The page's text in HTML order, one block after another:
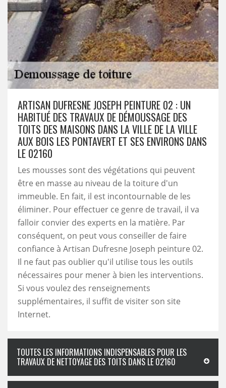
ARTISAN DUFRESNE JOSEPH PEINTURE 02 : UN
HABITUÉ DES TRAVAUX DE DÉMOUSSAGE DES
TOITS DES MAISONS DANS LA VILLE DE LA VILLE
AUX BOIS LES PONTAVERT ET SES ENVIRONS DANS
LE 02160
Les mousses sont des végétations qui peuvent
être en masse au niveau de la toiture d'un
immeuble. En fait, il est incontournable de les
éliminer. Pour effectuer ce genre de travail, il va
falloir convier des experts en la matière. Par
conséquent, on peut vous conseiller de faire
confiance à Artisan Dufresne Joseph peinture 02.
Il ne faut pas oublier qu'il utilise tous les outils
nécessaires pour mener à bien les interventions.
Si vous voulez des renseignements
supplémentaires, il suffit de visiter son site
Internet.
TOUTES LES INFORMATIONS INDISPENSABLES POUR LES
TRAVAUX DE NETTOYAGE DES TOITS DANS LE 02160